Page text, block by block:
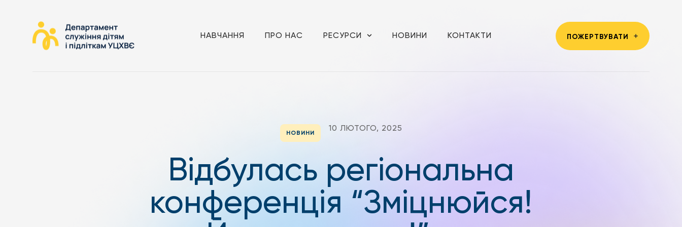
НАВЧАННЯ ПРО НАС РЕСУРСИ НОВИНИ КОНТАКТИ ПОЖЕРТВУВАТИ
НОВИНИ
10 ЛЮТОГО, 2025
Відбулась регіональна
конференція “Зміцнюйся!